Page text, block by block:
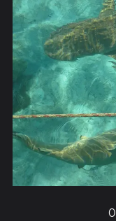
0